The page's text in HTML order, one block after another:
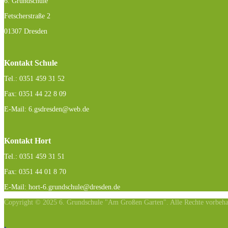
Fetscherstraße 2
01307 Dresden
Kontakt Schule
Tel.: 0351 459 31 52
Fax: 0351 44 22 8 09
E-Mail: 6.gsdresden@web.de
Kontakt Hort
Tel.: 0351 459 31 51
Fax: 0351 44 01 8 70
E-Mail: hort-6.grundschule@dresden.de
Copyright © 2025 6. Grundschule "Am Großen Garten". Alle Rechte